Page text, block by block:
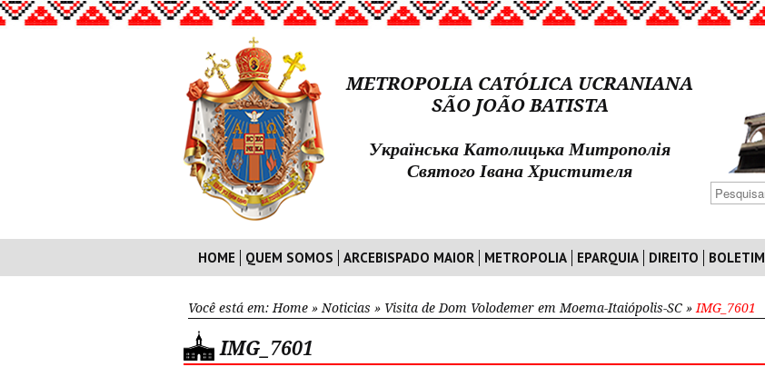
METROPOLIA CATÓLICA UCRANIANA
SÃO JOÃO BATISTA
Українська Католицька Митрополія
Святого Івана Христителя
HOME QUEM SOMOS ARCEBISPADO MAIOR METROPOLIA EPARQUIA DIREITO BOLETIM
Você está em: Home » Noticias » Visita de Dom Volodemer em Moema-Itaiópolis-SC » IMG_7601
IMG_7601